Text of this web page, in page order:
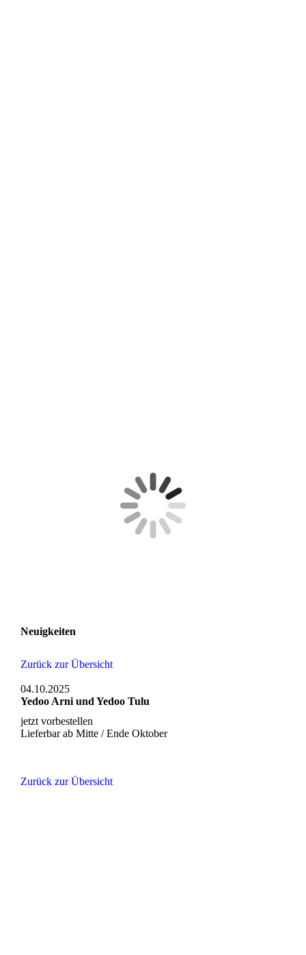
Neuigkeiten
Zurück zur Übersicht
04.10.2025
Yedoo Arni und Yedoo Tulu
jetzt vorbestellen
Lieferbar ab Mitte / Ende Oktober
Zurück zur Übersicht